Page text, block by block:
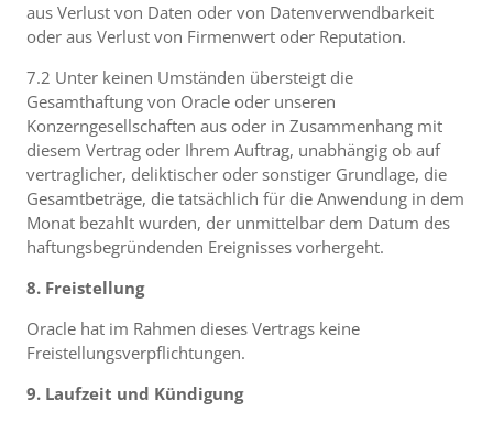
aus Verlust von Daten oder von Datenverwendbarkeit
oder aus Verlust von Firmenwert oder Reputation.
7.2 Unter keinen Umständen übersteigt die
Gesamthaftung von Oracle oder unseren
Konzerngesellschaften aus oder in Zusammenhang mit
diesem Vertrag oder Ihrem Auftrag, unabhängig ob auf
vertraglicher, deliktischer oder sonstiger Grundlage, die
Gesamtbeträge, die tatsächlich für die Anwendung in dem
Monat bezahlt wurden, der unmittelbar dem Datum des
haftungsbegründenden Ereignisses vorhergeht.
8. Freistellung
Oracle hat im Rahmen dieses Vertrags keine
Freistellungsverpflichtungen.
9. Laufzeit und Kündigung